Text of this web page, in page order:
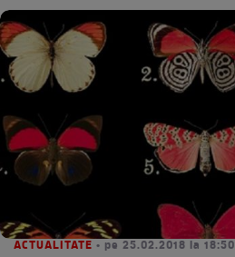
ACTUALITATE • pe 25.02.2018 la 18:50